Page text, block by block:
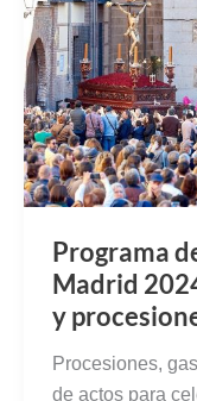
Programa
Madrid
y
Procesiones,
de actos para